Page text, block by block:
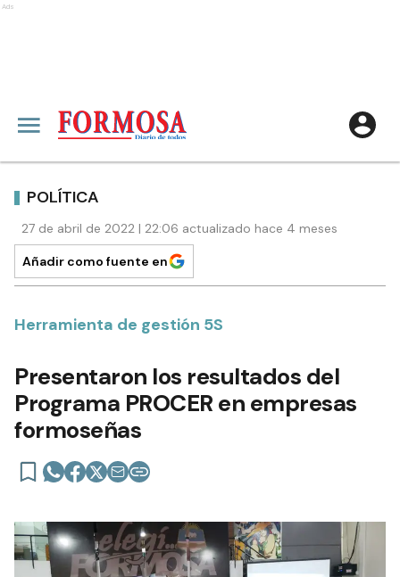
Ads
POLÍTICA
27 de abril de 2022 | 22:06 actualizado hace 4 meses
Añadir como fuente en
Herramienta de gestión 5S
Presentaron los resultados del
Programa PROCER en empresas
formoseñas